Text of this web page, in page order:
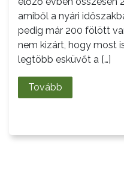
VÁROSUNKRÓL
LAKOSSÁGI
INFORMÁCIÓK
HASZNOS
amiből a nyári
pedig már 200 fölött
nem kizárt, hogy most
legtöbb esküvőt a […]
Tovább